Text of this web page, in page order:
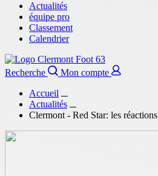
Actualités
équipe pro
Classement
Calendrier
Recherche
Mon compte
Accueil
Actualités
Clermont - Red Star: les réactions